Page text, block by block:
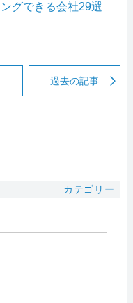
グできる会社29選
過去の記事
カテゴリー